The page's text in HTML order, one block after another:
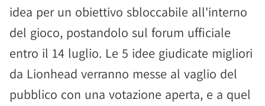
idea per un obiettivo sbloccabile all'interno
del gioco, postandolo sul forum ufficiale
entro il 14 luglio. Le 5 idee giudicate migliori
da Lionhead verranno messe al vaglio del
pubblico con una votazione aperta, e a quel